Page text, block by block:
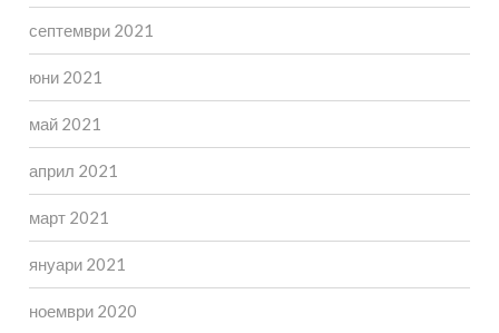
септември 2021
юни 2021
май 2021
април 2021
март 2021
януари 2021
ноември 2020